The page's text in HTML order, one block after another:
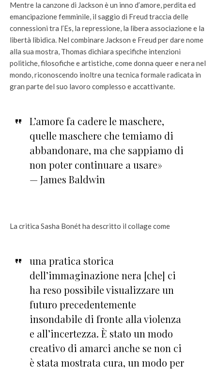
Mentre la canzone di Jackson è un inno d’amore, perdita ed
emancipazione femminile, il saggio di Freud traccia delle
connessioni tra l’Es, la repressione, la libera associazione e la
libertà libidica. Nel combinare Jackson e Freud per dare nome
alla sua mostra, Thomas dichiara specifiche intenzioni
politiche, filosofiche e artistiche, come donna queer e nera nel
mondo, riconoscendo inoltre una tecnica formale radicata in
gran parte del suo lavoro complesso e accattivante.
L’amore fa cadere le maschere,
quelle maschere che temiamo di
abbandonare, ma che sappiamo di
non poter continuare a usare»
— James Baldwin
La critica Sasha Bonét ha descritto il collage come
una pratica storica
dell’immaginazione nera [che] ci
ha reso possibile visualizzare un
futuro precedentemente
insondabile di fronte alla violenza
e all’incertezza. È stato un modo
creativo di amarci anche se non ci
è stata mostrata cura, un modo per